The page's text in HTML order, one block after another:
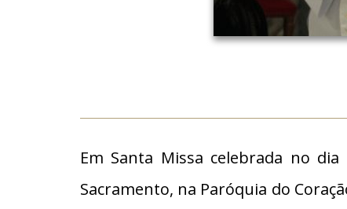
Em Santa Missa celebrada no
Sacramento, na Paróquia do